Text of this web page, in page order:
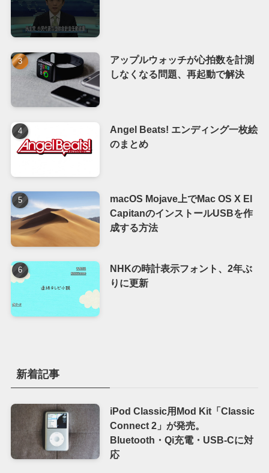
アップルウォッチが心拍数を計測
しなくなる問題、再起動で解決
Angel Beats! エンディング一枚絵
のまとめ
macOS Mojave上でMac OS X El
CapitanのインストールUSBを作
成する方法
NHKの時計表示フォント、2年ぶ
りに更新
新着記事
iPod Classic用Mod Kit「Classic
Connect 2」が発売。
Bluetooth・Qi充電・USB-Cに対
応